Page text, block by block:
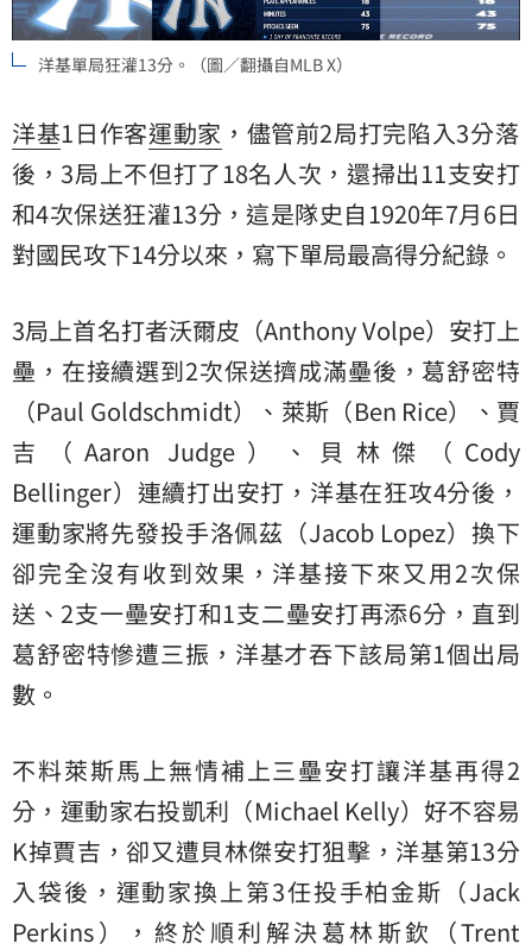
洋基單局狂灌13分。（圖／翻攝自MLB X）
洋基1日作客運動家 ，儘管前2局打完陷入3分落
後，3局上不但打了18名人次，還掃出11支安打
和4次保送狂灌13分，這是隊史自1920年7月6日
對國民攻下14分以來，寫下單局最高得分紀錄。
3局上首名打者沃爾皮（Anthony Volpe）安打上
壘，在接續選到2次保送擠成滿壘後，葛舒密特
（Paul Goldschmidt）、萊斯（Ben Rice）、賈
吉（Aaron Judge）、貝林傑（Cody
Bellinger）連續打出安打，洋基在狂攻4分後，
運動家將先發投手洛佩茲（Jacob Lopez）換下
卻完全沒有收到效果，洋基接下來又用2次保
送、2支一壘安打和1支二壘安打再添6分，直到
葛舒密特慘遭三振，洋基才吞下該局第1個出局
數。
不料萊斯馬上無情補上三壘安打讓洋基再得2
分，運動家右投凱利（Michael Kelly）好不容易
K掉賈吉，卻又遭貝林傑安打狙擊，洋基第13分
入袋後，運動家換上第3任投手柏金斯（Jack
Perkins），終於順利解決葛林斯欽（Trent